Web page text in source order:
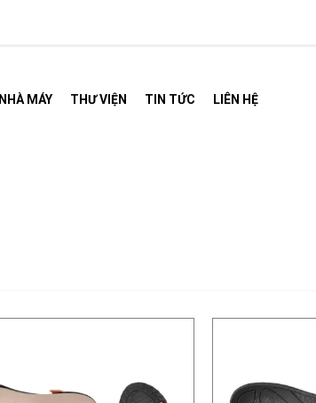
NHÀ MÁY THƯ VIỆN TIN TỨC LIÊN HỆ